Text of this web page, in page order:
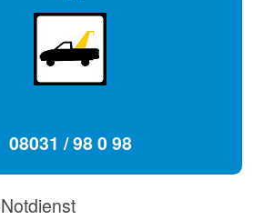
08031 / 98 0 98